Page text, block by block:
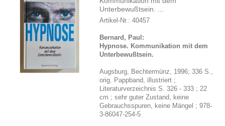
Unterbewußtsein. ...
Artikel-Nr.: 40457
Bernard, Paul:
Hypnose. Kommunikation mit dem
Unterbewußtsein.
Augsburg, Bechtermünz, 1996; 336 S.,
orig. Pappband, illustriert ;
Literaturverzeichnis S. 326 - 333 ; 22
cm ; sehr guter Zustand, keine
Gebrauchsspuren, keine Mängel ; 978-
3-86047-254-5